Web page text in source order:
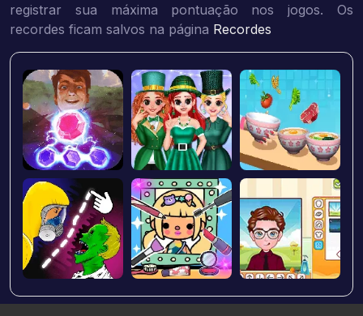
registrar sua máxima pontuação nos jogos. Os
recordes ficam salvos na página Recordes